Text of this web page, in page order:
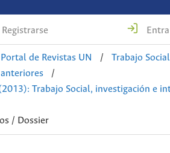
Registrarse
Portal de Revistas UN /
Trabajo Social
/
Trabajo Social, investigación e
/ Dossier